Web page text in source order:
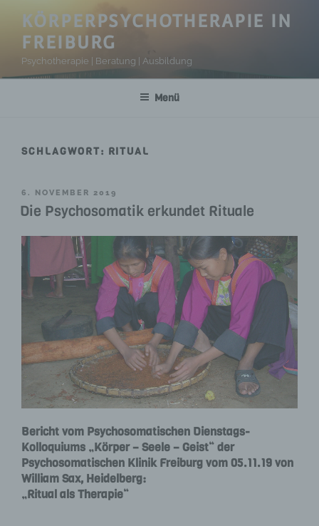
Inhalt
springen
KÖRPERPSYCHOTHERAPIE IN
FREIBURG
Psychotherapie | Beratung | Ausbildung
Menü
SCHLAGWORT: RITUAL
VERÖFFENTLICHT
AM
6. NOVEMBER 2019
Die Psychosomatik erkundet Rituale
Bericht vom Psychosomatischen Dienstags-
Kolloquiums „Körper – Seele – Geist“ der
Psychosomatischen Klinik Freiburg vom 05.11.19 von
William Sax, Heidelberg:
„Ritual als Therapie“